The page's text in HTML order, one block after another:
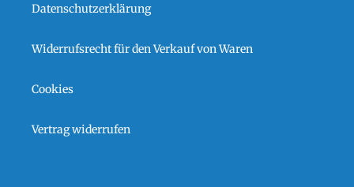
Datenschutzerklärung
Widerrufsrecht für den Verkauf von Waren
Cookies
Vertrag widerrufen